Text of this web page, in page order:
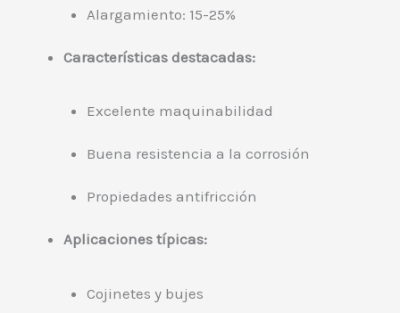
Alargamiento: 15-25%
Características destacadas:
Excelente maquinabilidad
Buena resistencia a la corrosión
Propiedades antifricción
Aplicaciones típicas:
Cojinetes y bujes